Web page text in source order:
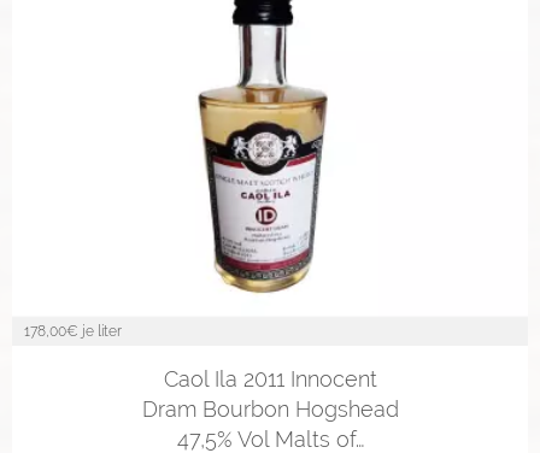
178,00€ je liter
Caol Ila 2011 Innocent
Dram Bourbon Hogshead
47,5% Vol Malts of…